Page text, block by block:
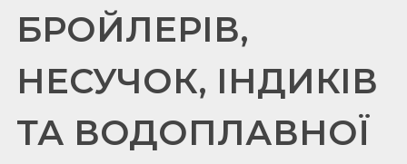
БРОЙЛЕРІВ,
НЕСУЧОК, ІНДИКІВ
ТА ВОДОПЛАВНОЇ